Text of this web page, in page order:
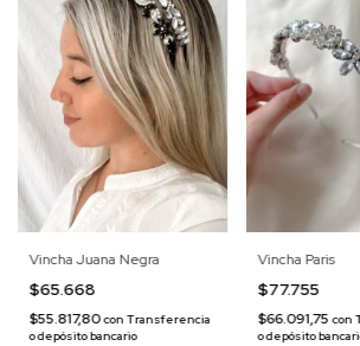
Vincha Juana Negra
$65.668
$55.817,80con Transferencia
o depósito bancario
Vincha Paris
$77.755
$66.091,75con
o depósito